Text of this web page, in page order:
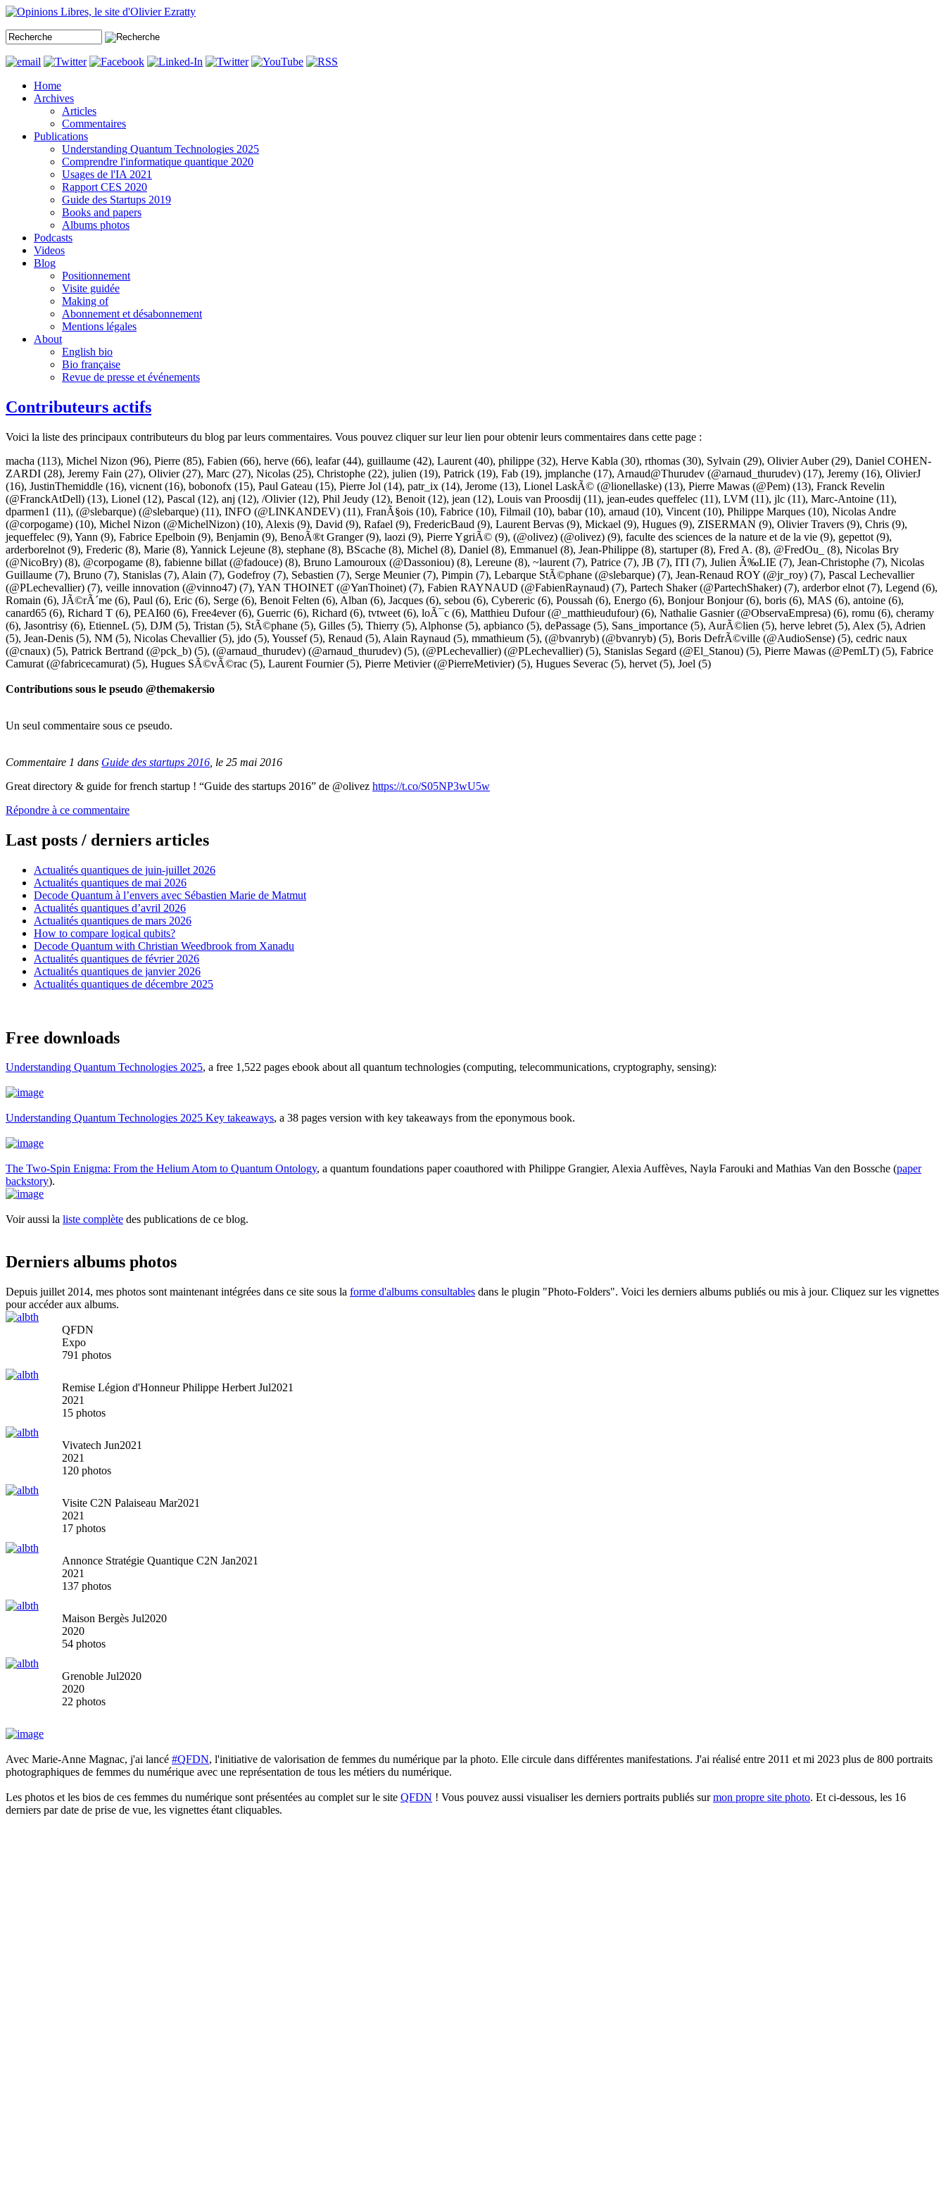
Home
Archives
Articles
Commentaires
Publications
Understanding Quantum Technologies 2025
Comprendre l'informatique quantique 2020
Usages de l'IA 2021
Rapport CES 2020
Guide des Startups 2019
Books and papers
Albums photos
Podcasts
Videos
Blog
Positionnement
Visite guidée
Making of
Abonnement et désabonnement
Mentions légales
About
English bio
Bio française
Revue de presse et événements
Contributeurs actifs
Voici la liste des principaux contributeurs du blog par leurs commentaires. Vous pouvez cliquer sur leur lien pour obtenir leurs commentaires dans cette page :
macha (113), Michel Nizon (96), Pierre (85), Fabien (66), herve (66), leafar(44), guillaume (42), Laurent (40), philippe (32), Herve Kabla (30), rthomas (30), Sylvain (29), Olivier Auber(29), Daniel COHEN-
ZARDI (28), Jeremy Fain (27), Olivier(27), Marc (27), Nicolas (25), Christophe (22), julien (19), Patrick (19), Fab (19), jmplanche (17), Arnaud@Thurudev (@arnaud_thurudev) (17), Jeremy (16), OlivierJ
(16), JustinThemiddle (16), vicnent (16), bobonofx (15), Paul Gateau (15), Pierre Jol (14), patr_ix (14), Jerome (13), Lionel LaskÃ© (@lionellaske) (13), Pierre Mawas (@Pem) (13), Franck Revelin
(@FranckAtDell) (13), Lionel (12), Pascal (12), anj (12), /Olivier(12), Phil Jeudy (12), Benoit (12), jean (12), Louis van Proosdij (11), jean-eudes queffelec (11), LVM (11), jlc (11), Marc-Antoine (11),
dparmen1 (11), (@slebarque) (@slebarque) (11), INFO (@LINKANDEV) (11), FranÃ§ois (10), Fabrice (10), Filmail (10), babar(10), arnaud (10), Vincent (10), Philippe Marques (10), Nicolas Andre
(@corpogame) (10), Michel Nizon (@MichelNizon) (10), Alexis (9), David (9), Rafael (9), FredericBaud (9), Laurent Bervas (9), Mickael (9), Hugues (9), ZISERMAN (9), Olivier Travers (9), Chris (9),
jequeffelec (9), Yann (9), Fabrice Epelboin (9), Benjamin (9), BenoÃ®t Granger(9), laozi (9), Pierre YgriÃ© (9), (@olivez) (@olivez) (9), faculte des sciences de la nature et de la vie (9), gepettot (9),
arderborelnot (9), Frederic (8), Marie (8), Yannick Lejeune (8), stephane (8), BScache (8), Michel (8), Daniel (8), Emmanuel (8), Jean-Philippe (8), startuper(8), Fred A. (8), @FredOu_ (8), Nicolas Bry
(@NicoBry) (8), @corpogame (8), fabienne billat (@fadouce) (8), Bruno Lamouroux (@Dassoniou) (8), Lereune (8), ~laurent (7), Patrice (7), JB (7), ITI (7), Julien Ã‰LIE (7), Jean-Christophe (7), Nicolas
Guillaume (7), Bruno (7), Stanislas (7), Alain (7), Godefroy (7), Sebastien (7), Serge Meunier(7), Pimpin (7), Lebarque StÃ©phane (@slebarque) (7), Jean-Renaud ROY (@jr_roy) (7), Pascal Lechevallier
(@PLechevallier) (7), veille innovation (@vinno47) (7), YAN THOINET (@YanThoinet) (7), Fabien RAYNAUD (@FabienRaynaud) (7), Partech Shaker (@PartechShaker) (7), arderbor elnot (7), Legend (6),
Romain (6), JÃ©rÃ´me (6), Paul (6), Eric (6), Serge (6), Benoit Felten (6), Alban (6), Jacques (6), sebou (6), Cybereric (6), Poussah (6), Energo (6), Bonjour Bonjour(6), boris (6), MAS (6), antoine (6),
canard65 (6), Richard T (6), PEAI60 (6), Free4ever(6), Guerric (6), Richard (6), tvtweet (6), loÃ¯c (6), Matthieu Dufour (@_matthieudufour) (6), Nathalie Gasnier (@ObservaEmpresa) (6), romu (6), cheramy
(6), Jasontrisy (6), EtienneL (5), DJM (5), Tristan (5), StÃ©phane (5), Gilles (5), Thierry (5), Alphonse (5), apbianco (5), dePassage (5), Sans_importance (5), AurÃ©lien (5), herve lebret (5), Alex (5), Adrien
(5), Jean-Denis (5), NM (5), Nicolas Chevallier(5), jdo (5), Youssef(5), Renaud (5), Alain Raynaud (5), mmathieum (5), (@bvanryb) (@bvanryb) (5), Boris DefrÃ©ville (@AudioSense) (5), cedric naux
(@cnaux) (5), Patrick Bertrand (@pck_b) (5), (@arnaud_thurudev) (@arnaud_thurudev) (5), (@PLechevallier) (@PLechevallier) (5), Stanislas Segard (@El_Stanou) (5), Pierre Mawas (@PemLT) (5), Fabrice
Camurat (@fabricecamurat) (5), Hugues SÃ©vÃ©rac (5), Laurent Fournier(5), Pierre Metivier (@PierreMetivier) (5), Hugues Severac (5), hervet (5), Joel (5)
Contributions sous le pseudo @themakersio
Un seul commentaire sous ce pseudo.
Commentaire 1 dans Guide des startups 2016 , le 25 mai 2016
Great directory & guide for french startup ! “Guide des startups 2016” de @olivez https://t.co/S05NP3wU5w
Répondre à ce commentaire
Last posts / derniers articles
Actualités quantiques de juin-juillet 2026
Actualités quantiques de mai 2026
Decode Quantum à l’envers avec Sébastien Marie de Matmut
Actualités quantiques d’avril 2026
Actualités quantiques de mars 2026
How to compare logical qubits?
Decode Quantum with Christian Weedbrook from Xanadu
Actualités quantiques de février 2026
Actualités quantiques de janvier 2026
Actualités quantiques de décembre 2025
Free downloads
Understanding Quantum Technologies 2025, a free 1,522 pages ebook about all quantum technologies (computing, telecommunications, cryptography, sensing):
Understanding Quantum Technologies 2025 Key takeaways, a 38 pages version with key takeaways from the eponymous book.
The Two-Spin Enigma: From the Helium Atom to Quantum Ontology, a quantum foundations paper coauthored with Philippe Grangier, Alexia Auffèves, Nayla Farouki and Mathias Van den Bossche (paper
backstory).
Voir aussi la liste complète des publications de ce blog.
Derniers albums photos
Depuis juillet 2014, mes photos sont maintenant intégrées dans ce site sous la forme d'albums consultables dans le plugin "Photo-Folders". Voici les derniers albums publiés ou mis à jour. Cliquez sur les vignettes
pour accéder aux albums.
QFDN
Expo
791 photos
Remise Légion d'Honneur Philippe Herbert Jul2021
2021
15 photos
Vivatech Jun2021
2021
120 photos
Visite C2N Palaiseau Mar2021
2021
17 photos
Annonce Stratégie Quantique C2N Jan2021
2021
137 photos
Maison Bergès Jul2020
2020
54 photos
Grenoble Jul2020
2020
22 photos
Avec Marie-Anne Magnac, j'ai lancé #QFDN, l'initiative de valorisation de femmes du numérique par la photo. Elle circule dans différentes manifestations. J'ai réalisé entre 2011 et mi 2023 plus de 800 portraits
photographiques de femmes du numérique avec une représentation de tous les métiers du numérique.
Les photos et les bios de ces femmes du numérique sont présentées au complet sur le site QFDN ! Vous pouvez aussi visualiser les derniers portraits publiés surmon propre site photo. Et ci-dessous, les 16
derniers par date de prise de vue, les vignettes étant cliquables.